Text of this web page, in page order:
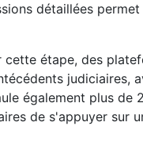
détaillées
étape, des
judiciaires,
également plus
de s'appuyer sur